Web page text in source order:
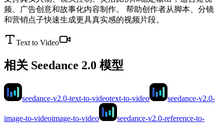
频、广告创意和故事化内容制作。 帮助创作者从脚本、分镜
和营销点子快速生成更具真实感的视频片段。
Text to Video
相关 Seedance 2.0 模型
seedance-v2.0-text-to-videotext-to-video seedance-v2.0-
image-to-videoimage-to-video
seedance-v2.0-reference-to-